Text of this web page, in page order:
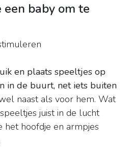
baby om te
en plaats speeltjes op
in de buurt, net iets buiten
naast als voor hem. Wat
juist in de lucht
het hoofdje en armpjes